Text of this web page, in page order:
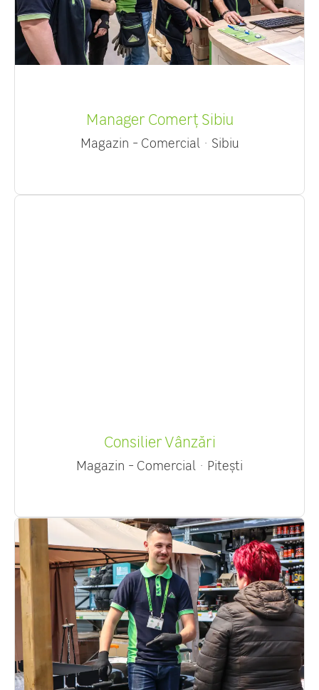
Manager Comerț Sibiu
Magazin - Comercial · Sibiu
Consilier Vânzări
Magazin - Comercial · Pitești